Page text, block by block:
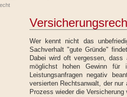
Wer kennt nicht das
Sachverhalt "gute Gründe"
Dabei wird oft vergessen, dass
möglichst hohen Gewinn
Leistungsanfragen negativ
versierten Rechtsanwalt, der
Prozess wieder die Versicherung